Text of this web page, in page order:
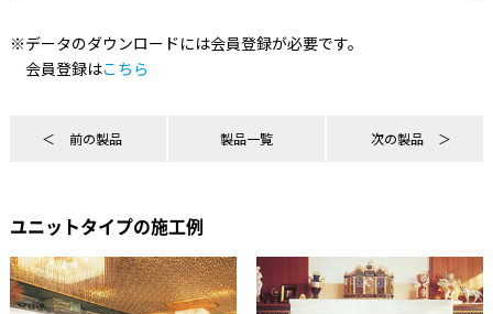
※データのダウンロードには会員登録が必要です。
会員登録はこちら
前の製品 製品一覧 次の製品
ユニットタイプの施工例